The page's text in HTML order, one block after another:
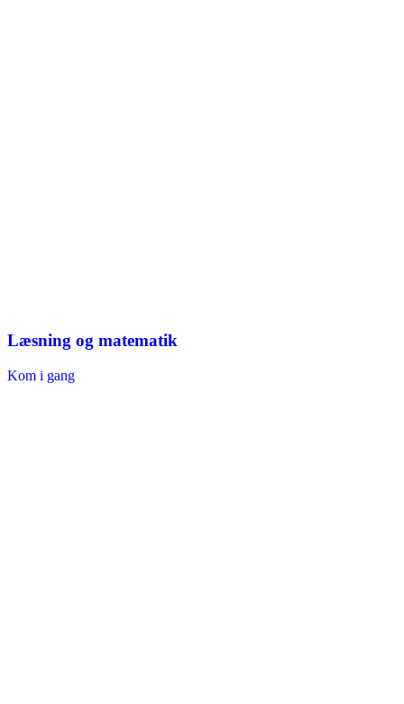
Læsning og matematik
Kom i gang